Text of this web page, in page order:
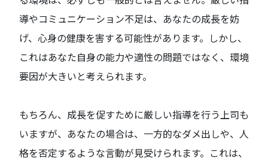
導やコミュニケーション不足は、あなたの成長を妨
げ、心身の健康を害する可能性があります。しかし、
これはあなた自身の能力や適性の問題ではなく、環境
要因が大きいと考えられます。
もちろん、成長を促すために厳しい指導を行う上司も
いますが、あなたの場合は、一方的なダメ出しや、人
格を否定するような言動が見受けられます。これは、